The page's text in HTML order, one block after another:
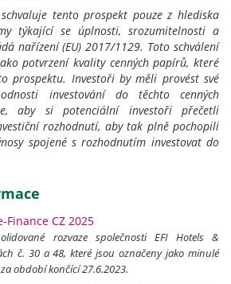
tento prospekt pouze z hlediska
týkající se úplnosti, srozumitelnosti a
nařízení (EU) 2017/1129. Toto schválení
potvrzení kvality cenných papírů, které
prospektu. Investoři by měli provést své
investování do těchto cenných
aby si potenciální investoři přečetli
rozhodnutí, aby tak plně pochopili
spojené s rozhodnutím investovat do
Finance CZ 2025
rozvaze společnosti EFI Hotels &
č. 30 a 48, které jsou označeny jako minulé
období končící 27.6.2023.